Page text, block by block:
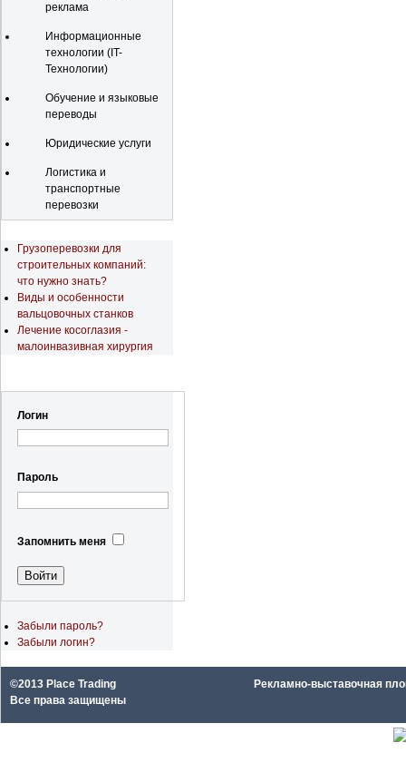
реклама
Информационные
технологии (IT-
Технологии)
Обучение и языковые
переводы
Юридические услуги
Логистика и
транспортные
перевозки
Грузоперевозки для
строительных компаний:
что нужно знать?
Виды и особенности
вальцовочных станков
Лечение косоглазия -
малоинвазивная хирургия
Логин
Пароль
Запомнить меня
Забыли пароль?
Забыли логин?
©2013 Place Trading
Все права защищены
Рекламно-выставочная